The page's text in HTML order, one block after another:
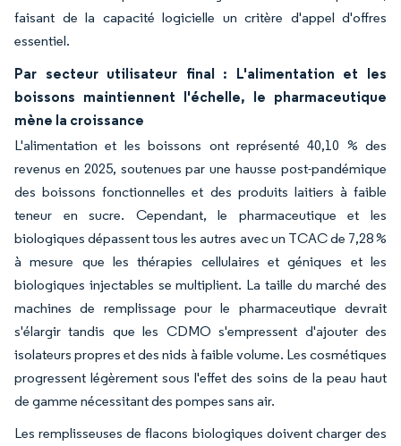
faisant de la capacité logicielle un critère d'appel d'offres
essentiel.
Par secteur utilisateur final : L'alimentation et les
boissons maintiennent l'échelle, le pharmaceutique
mène la croissance
L'alimentation et les boissons ont représenté 40,10 % des
revenus en 2025, soutenues par une hausse post-pandémique
des boissons fonctionnelles et des produits laitiers à faible
teneur en sucre. Cependant, le pharmaceutique et les
biologiques dépassent tous les autres avec un TCAC de 7,28 %
à mesure que les thérapies cellulaires et géniques et les
biologiques injectables se multiplient. La taille du marché des
machines de remplissage pour le pharmaceutique devrait
s'élargir tandis que les CDMO s'empressent d'ajouter des
isolateurs propres et des nids à faible volume. Les cosmétiques
progressent légèrement sous l'effet des soins de la peau haut
de gamme nécessitant des pompes sans air.
Les remplisseuses de flacons biologiques doivent charger des